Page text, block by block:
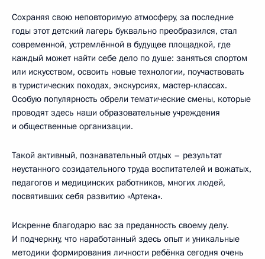
Сохраняя свою неповторимую атмосферу, за последние
годы этот детский лагерь буквально преобразился, стал
современной, устремлённой в будущее площадкой, где
каждый может найти себе дело по душе: заняться спортом
или искусством, освоить новые технологии, поучаствовать
в туристических походах, экскурсиях, мастер-классах.
Особую популярность обрели тематические смены, которые
проводят здесь наши образовательные учреждения
и общественные организации.
Такой активный, познавательный отдых – результат
неустанного созидательного труда воспитателей и вожатых,
педагогов и медицинских работников, многих людей,
посвятивших себя развитию «Артека».
Искренне благодарю вас за преданность своему делу.
И подчеркну, что наработанный здесь опыт и уникальные
методики формирования личности ребёнка сегодня очень